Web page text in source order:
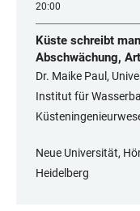
20:00
Küste schreibt
Abschwächung,
Dr. Maike Paul,
Institut für
Neue Universität,
Heidelberg